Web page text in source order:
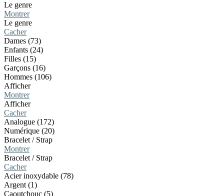
Le genre
Montrer
Le genre
Cacher
Dames (73)
Enfants (24)
Filles (15)
Garçons (16)
Hommes (106)
Afficher
Montrer
Afficher
Cacher
Analogue (172)
Numérique (20)
Bracelet / Strap
Montrer
Bracelet / Strap
Cacher
Acier inoxydable (78)
Argent (1)
Caoutchouc (5)